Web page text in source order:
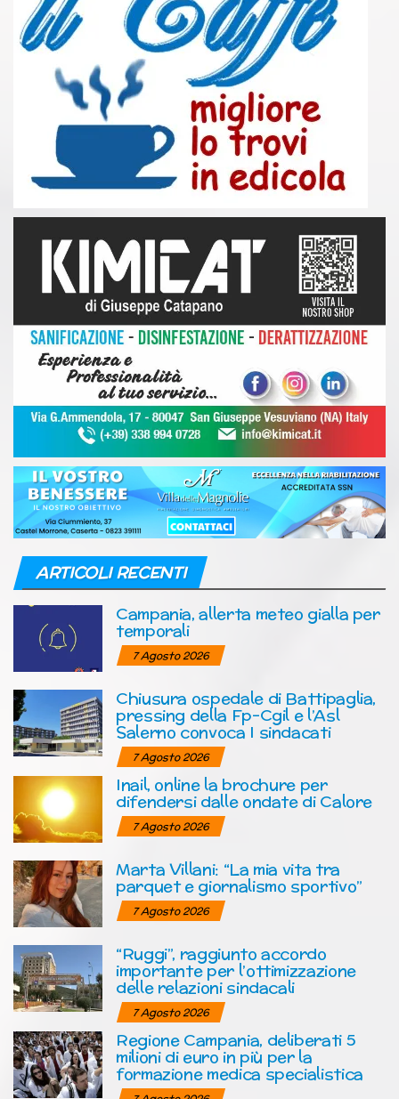
ARTICOLI RECENTI
Campania, allerta meteo gialla per
temporali
7 Agosto 2026
Chiusura ospedale di Battipaglia,
pressing della Fp-Cgil e l’Asl
Salerno convoca I sindacati
7 Agosto 2026
Inail, online la brochure per
difendersi dalle ondate di Calore
7 Agosto 2026
Marta Villani: “La mia vita tra
parquet e giornalismo sportivo”
7 Agosto 2026
“Ruggi”, raggiunto accordo
importante per l’ottimizzazione
delle relazioni sindacali
7 Agosto 2026
Regione Campania, deliberati 5
milioni di euro in più per la
formazione medica specialistica